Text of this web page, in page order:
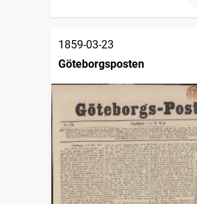
1859-03-23
Göteborgsposten